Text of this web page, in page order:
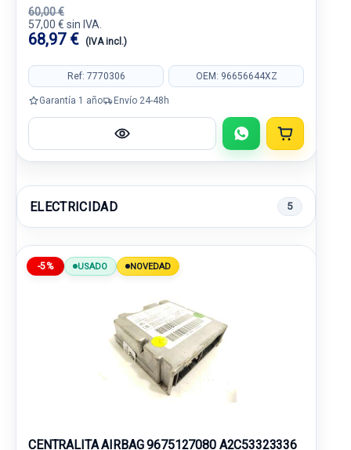
60,00 €
57,00 € sin IVA.
68,97 € (IVA incl.)
Ref: 7770306 OEM: 96656644XZ
Garantía 1 año Envío 24-48h
ELECTRICIDAD 5
-5% USADO NOVEDAD
CENTRALITA AIRBAG 9675127080 A2C53323336